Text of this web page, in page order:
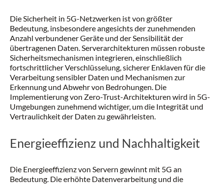
Die Sicherheit in 5G-Netzwerken ist von größter
Bedeutung, insbesondere angesichts der zunehmenden
Anzahl verbundener Geräte und der Sensibilität der
übertragenen Daten. Serverarchitekturen müssen robuste
Sicherheitsmechanismen integrieren, einschließlich
fortschrittlicher Verschlüsselung, sicherer Enklaven für die
Verarbeitung sensibler Daten und Mechanismen zur
Erkennung und Abwehr von Bedrohungen. Die
Implementierung von Zero-Trust-Architekturen wird in 5G-
Umgebungen zunehmend wichtiger, um die Integrität und
Vertraulichkeit der Daten zu gewährleisten.
Energieeffizienz und Nachhaltigkeit
Die Energieeffizienz von Servern gewinnt mit 5G an
Bedeutung. Die erhöhte Datenverarbeitung und die